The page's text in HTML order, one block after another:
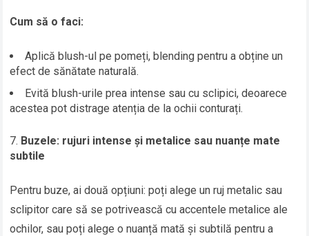
Cum să o faci:
Aplică blush-ul pe pomeți, blending pentru a obține un
efect de sănătate naturală.
Evită blush-urile prea intense sau cu sclipici, deoarece
acestea pot distrage atenția de la ochii conturați.
Buzele: rujuri intense și metalice sau nuanțe mate
subtile
Pentru buze, ai două opțiuni: poți alege un ruj metalic sau
sclipitor care să se potrivească cu accentele metalice ale
ochilor, sau poți alege o nuanță mată și subtilă pentru a